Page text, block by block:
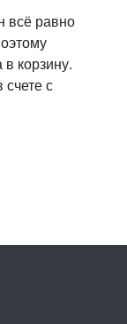
всё равно
корзину.
с